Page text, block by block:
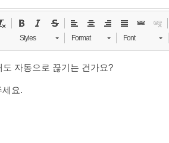
Styles Format Font